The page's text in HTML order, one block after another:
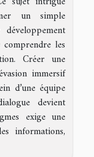
un simple
les
Créer une
immersif
d’une équipe
devient
exige une
informations,